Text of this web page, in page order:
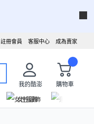
成為賣家
客服中心
註冊會員
我的酷澎
購物車
女性服飾